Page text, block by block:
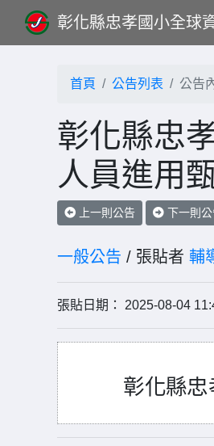
彰化縣忠孝國小全球
首頁 公告列表 公告
彰化縣忠
人員進用
上一則公告 下一則
一般公告 / 張貼者 輔
張貼日期： 2025-08-04
彰化縣忠